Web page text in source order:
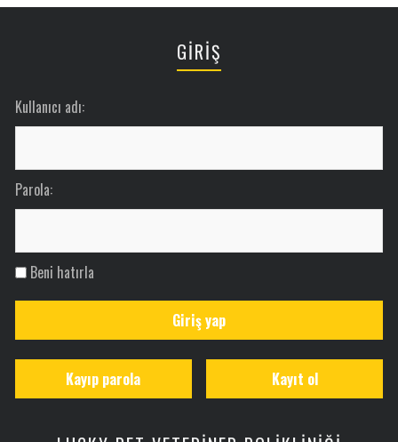
GİRİŞ
Kullanıcı adı:
Parola:
Beni hatırla
Giriş yap
Kayıt ol
Kayıp parola